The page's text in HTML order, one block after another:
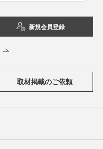
新規会員登録
取材掲載のご依頼